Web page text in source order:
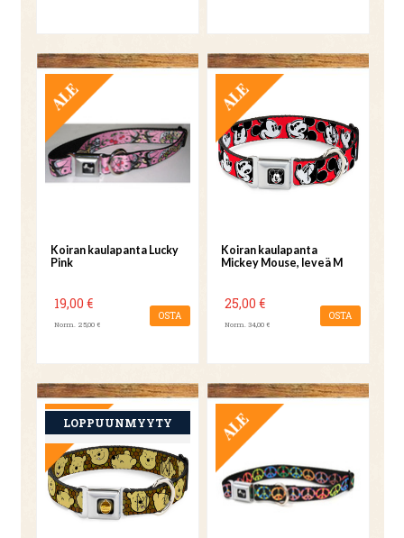
TARJOUS
Koiran kaulapanta Lucky
Pink
19,00 €
Norm. 25,00 €
OSTA
TARJOUS
Koiran kaulapanta
Mickey Mouse, leveä M
25,00 €
Norm. 34,00 €
OSTA
TARJOUS